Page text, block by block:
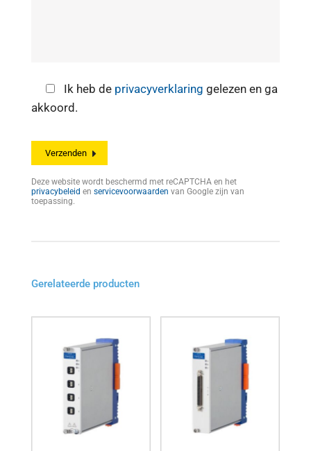
Ik heb de privacyverklaring gelezen en ga
akkoord.
Deze website wordt beschermd met reCAPTCHA en het
privacybeleid en servicevoorwaarden van Google zijn van
toepassing.
Gerelateerde producten